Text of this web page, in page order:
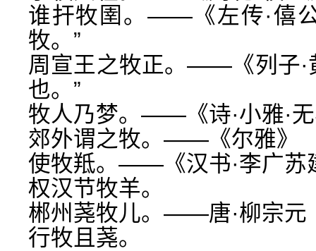
谁扞牧圉。——《左传·僖
牧。”
周宣王之牧正。——《列子·
也。”
牧人乃梦。——《诗·小雅·
郊外谓之牧。——《尔雅》
使牧羝。——《汉书·李广苏
权汉节牧羊。
郴州荛牧儿。——唐·柳宗元
行牧且荛。